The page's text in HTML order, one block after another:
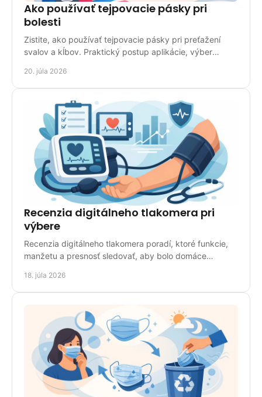
Ako používať tejpovacie pásky pri
bolesti
Zistite, ako používať tejpovacie pásky pri preťažení
svalov a kĺbov. Praktický postup aplikácie, výber
20. júla 2026
Recenzia digitálneho tlakomera pri
výbere
Recenzia digitálneho tlakomera poradí, ktoré funkcie,
manžetu a presnosť sledovať, aby bolo domáce
18. júla 2026